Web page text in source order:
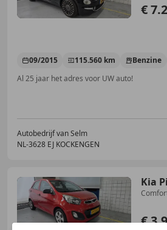
€
09/2015 115.560 km Benzine
Al 25 jaar het adres voor UW auto!
Autobedrijf van Selm
NL-3628 EJ KOCKENGEN
Kia
€